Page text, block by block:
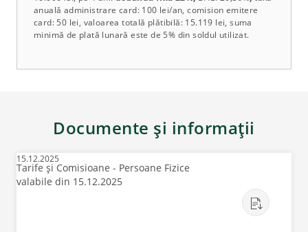
anuală administrare card: 100 lei/an, comision emitere
card: 50 lei, valoarea totală plătibilă: 15.119 lei, suma
minimă de plată lunară este de 5% din soldul utilizat.
Documente și informații
15.12.2025
Tarife și Comisioane - Persoane Fizice
valabile din 15.12.2025